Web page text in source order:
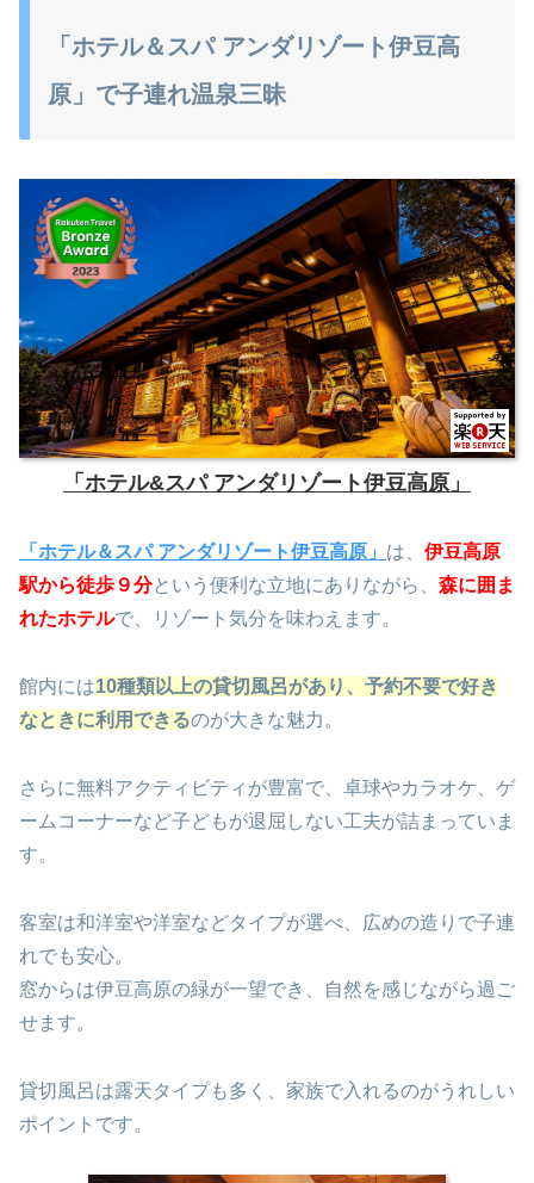
「ホテル＆スパ アンダリゾート伊豆高
原」で子連れ温泉三昧
「ホテル&スパ アンダリゾート伊豆高原」
「ホテル＆スパ アンダリゾート伊豆高原」 は、 伊豆高原
駅から徒歩９分という便利な立地にありながら、 森に囲ま
れたホテルで、リゾート気分を味わえます。
館内には10種類以上の貸切風呂があり、予約不要で好き
なときに利用できるのが大きな魅力。
さらに無料アクティビティが豊富で、卓球やカラオケ、ゲ
ームコーナーなど子どもが退屈しない工夫が詰まっていま
す。
客室は和洋室や洋室などタイプが選べ、広めの造りで子連
れでも安心。
窓からは伊豆高原の緑が一望でき、自然を感じながら過ご
せます。
貸切風呂は露天タイプも多く、家族で入れるのがうれしい
ポイントです。